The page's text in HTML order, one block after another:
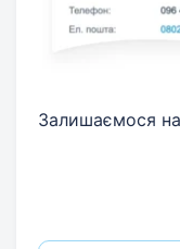
Залишаємося